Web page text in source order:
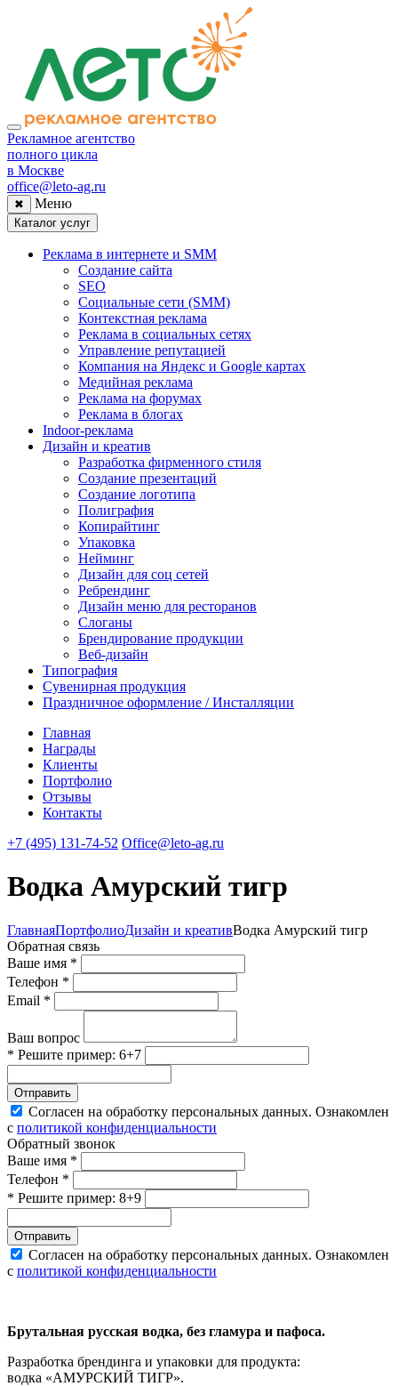
Рекламное агентство
полного цикла
в Москве
office@leto-ag.ru
✖ Меню
Каталог услуг
Реклама в интернете и SMM
Создание сайта
SEO
Социальные сети (SMM)
Контекстная реклама
Реклама в социальных сетях
Управление репутацией
Компания на Яндекс и Google картах
Медийная реклама
Реклама на форумах
Реклама в блогах
Indoor-реклама
Дизайн и креатив
Разработка фирменного стиля
Создание презентаций
Создание логотипа
Полиграфия
Копирайтинг
Упаковка
Нейминг
Дизайн для соц сетей
Ребрендинг
Дизайн меню для ресторанов
Слоганы
Брендирование продукции
Веб-дизайн
Типография
Сувенирная продукция
Праздничное оформление / Инсталляции
Главная
Награды
Клиенты
Портфолио
Отзывы
Контакты
+7 (495) 131-74-52 Office@leto-ag.ru
Водка Амурский тигр
ГлавнаяПортфолиоДизайн и креативВодка Амурский тигр
Обратная связь
Ваше имя *
Телефон *
Email *
Ваш вопрос
* Решите пример: 6+7
Отправить
Согласен на обработку персональных данных. Ознакомлен
с политикой конфиденциальности
Обратный звонок
Ваше имя *
Телефон *
* Решите пример: 8+9
Отправить
Согласен на обработку персональных данных. Ознакомлен
с политикой конфиденциальности
Брутальная русская водка, без гламура и пафоса.
Разработка брендинга и упаковки для продукта:
водка «АМУРСКИЙ ТИГР».